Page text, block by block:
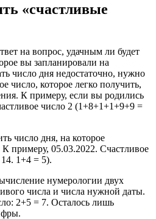
«счастливые
на вопрос, удачным ли будет
вы запланировали на
число дня недостаточно, нужно
число, которое легко получить,
К примеру, если вы родились
число 2 (1+8+1+1+9+9 =
число дня, на которое
примеру, 05.03.2022. Счастливое
1+4 = 5).
нумерологии двух
числа и числа нужной даты.
2+5 = 7. Осталось лишь